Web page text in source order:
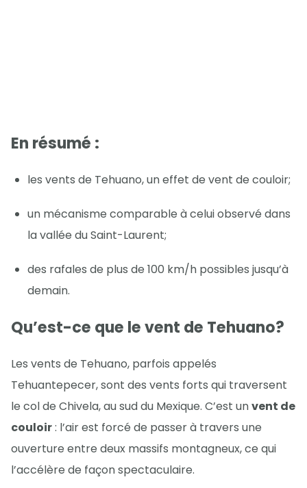
En résumé :
les vents de Tehuano, un effet de vent de couloir;
un mécanisme comparable à celui observé dans
la vallée du Saint-Laurent;
des rafales de plus de 100 km/h possibles jusqu’à
demain.
Qu’est-ce que le vent de Tehuano?
Les vents de Tehuano, parfois appelés
Tehuantepecer, sont des vents forts qui traversent
le col de Chivela, au sud du Mexique. C’est unvent de
couloir: l’air est forcé de passer à travers une
ouverture entre deux massifs montagneux, ce qui
l’accélère de façon spectaculaire.